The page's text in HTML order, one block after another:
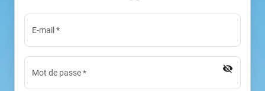
E-mail *
Mot de passe* visibility_off